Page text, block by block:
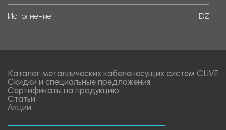
Исполнение HDZ
Каталог металлических кабеленесущих систем CLiVE
Скидки и специальные предложения
Сертификаты на продукцию
Статьи
Акции